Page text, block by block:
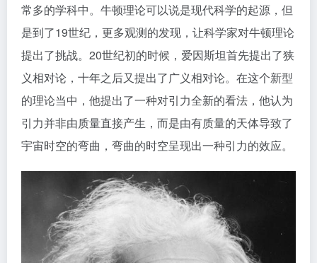
常多的学科中。牛顿理论可以说是现代科学的起源，但
是到了19世纪，更多观测的发现，让科学家对牛顿理论
提出了挑战。20世纪初的时候，爱因斯坦首先提出了狭
义相对论，十年之后又提出了广义相对论。在这个新型
的理论当中，他提出了一种对引力全新的看法，他认为
引力并非由质量直接产生，而是由有质量的天体导致了
宇宙时空的弯曲，弯曲的时空呈现出一种引力的效应。